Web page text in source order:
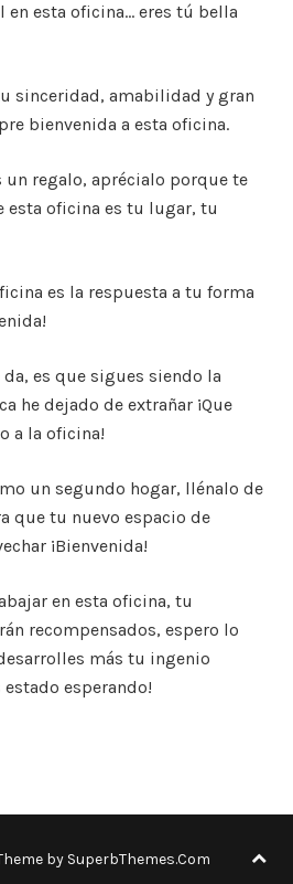
en esta oficina… eres tú bella
sinceridad, amabilidad y gran
bienvenida a esta oficina.
un regalo, aprécialo porque te
esta oficina es tu lugar, tu
es la respuesta a tu forma
es que sigues siendo la
he dejado de extrañar ¡Que
a la oficina!
un segundo hogar, llénalo de
que tu nuevo espacio de
¡Bienvenida!
en esta oficina, tu
recompensados, espero lo
más tu ingenio
estado esperando!
by SuperbThemes.Com